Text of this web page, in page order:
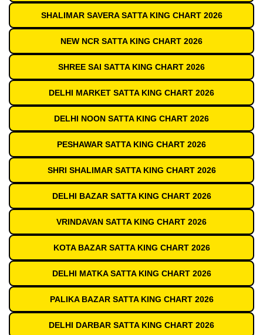
SHALIMAR SAVERA SATTA KING CHART 2026
NEW NCR SATTA KING CHART 2026
SHREE SAI SATTA KING CHART 2026
DELHI MARKET SATTA KING CHART 2026
DELHI NOON SATTA KING CHART 2026
PESHAWAR SATTA KING CHART 2026
SHRI SHALIMAR SATTA KING CHART 2026
DELHI BAZAR SATTA KING CHART 2026
VRINDAVAN SATTA KING CHART 2026
KOTA BAZAR SATTA KING CHART 2026
DELHI MATKA SATTA KING CHART 2026
PALIKA BAZAR SATTA KING CHART 2026
DELHI DARBAR SATTA KING CHART 2026